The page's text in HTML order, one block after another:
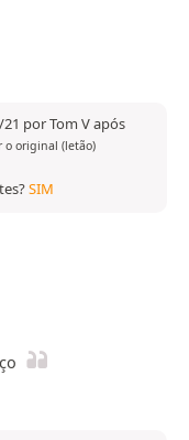
por Tom V após
o original (letão)
SIM